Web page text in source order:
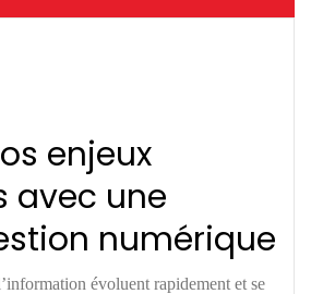
enjeux
avec une
numérique
évoluent rapidement et se